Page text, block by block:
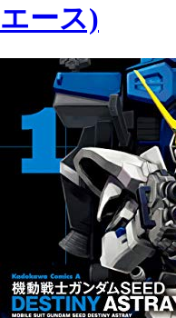
エース)